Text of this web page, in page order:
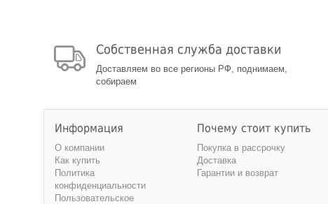
Собственная служба доставки
Доставляем во все регионы РФ, поднимаем,
собираем
Информация
О компании
Как купить
Политика
конфиденциальности
Пользовательское
Почему стоит купить
Покупка в рассрочку
Доставка
Гарантии и возврат